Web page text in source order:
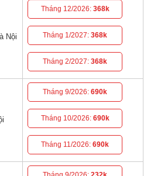
Nội
Tháng 12/2026: 368k
Tháng 1/2027:368k
Tháng 2/2027:368k
Tháng 9/2026:690k
Tháng 10/2026: 690k
Tháng 11/2026:690k